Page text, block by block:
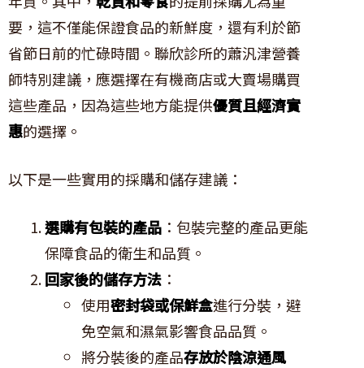
要，這不僅能保證食品的新鮮度，還有利於節
省節日前的忙碌時間。聯欣診所的蕭汎津營養
師特別建議，應選擇在有機商店或大賣場購買
這些產品，因為這些地方能提供優質且經濟實
惠的選擇。
以下是一些實用的採購和儲存建議：
選購有包裝的產品 ：包裝完整的產品更能
保障食品的衛生和品質。
回家後的儲存方法 ：
使用密封袋或保鮮盒進行分裝，避
免空氣和濕氣影響食品品質。
將分裝後的產品存放於陰涼通風